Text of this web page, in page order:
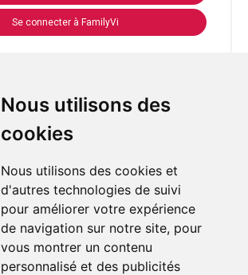
Nous utilisons des
cookies
Nous utilisons des cookies et
d'autres technologies de suivi
pour améliorer votre expérience
de navigation sur notre site, pour
vous montrer un contenu
personnalisé et des publicités
Se connecter à FamilyVi
Suivez-nous sur Twitter
Rejoignez nos équipes